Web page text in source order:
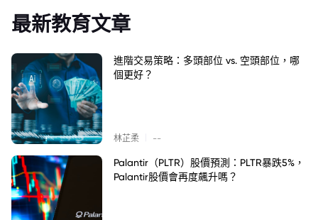
最新教育文章
進階交易策略：多頭部位 vs. 空頭部位，哪
個更好？
林芷柔 --
Palantir（PLTR）股價預測：PLTR暴跌5%，
Palantir股價會再度飆升嗎？